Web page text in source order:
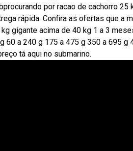
por racao de cachorro 25
rápida. Confira as ofertas que a
gigante acima de 40 kg 1 a 3
a 240 g 175 a 475 g 350 a 695 g
tá aqui no submarino.